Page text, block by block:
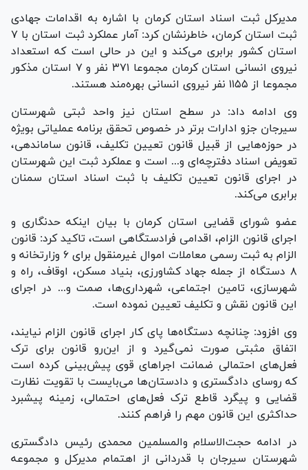
مدیرکل ثبت اسناد استان کرمان با اشاره به اقدامات جهادی
ثبت استان کرمان، خاطرنشان کرد: آمار عملکرد ثبت استان با ۷
استان کشور برابری می‌کند و این در حالی است که استعداد
نیروی انسانی استان کرمان مجموعا ۳۷۱ نفر و ۷ استان مذکور
مجموعا از ۱۱۵۵ نفر نیروی انسانی بهره‌مند هستند.
وی ادامه داد: در سطح استان نیز واحد ثبتی شهرستان
سیرجان جزو ادارات برتر در خصوص تحقق برنامه عملیاتی بویژه
در حوزه‌هایی از قبیل قانون تعیین تکلیف، قانون ساماندهی،
تعویض اسناد دفترچه‌ای و... است و عملکرد ثبت این شهرستان
در اجرای قانون تعیین تکلیف با ثبت اسناد استان سمنان
برابری می‌کند.
عضو شورای قضایی استان کرمان با بیان اینکه حدنگاری و
اجرای قانون الزام، اقدامی فرادستگاهی است، تاکید کرد: قانون
الزام به ثبت رسمی معاملات اموال غیرمنقول برای ۶ وزارتخانه و
۸ دستگاه از جمله جهاد کشاورزی، بنیاد مسکن، اوقاف، راه و
شهرسازی، تامین اجتماعی، شهرداری‌ها، صمت و... در اجرای
این قانون نقش و تکلیف تعیین نموده است.
وی افزود: چنانچه دستگاه‌ها پای کار اجرای قانون الزام نیایند،
اتفاق مثبتی صورت نمی‌گیرد و از این‌رو قانون برای ترک
فعل‌های احتمالی ضمانت اجرا‌های قوی پیش‌بینی کرده است
که روسای دادگستری و دادستان‌ها می‌بایست با تقویت نظارت
قضایی و پیگرد قاطع ترک فعل‌های احتمالی، زمینه پیشبرد
حداکثری این قانون مهم را فراهم کنند.
در ادامه حجت‌الاسلام والمسلمین محمدی رئیس دادگستری
شهرستان سیرجان با قدردانی از اهتمام مدیرکل و مجموعه